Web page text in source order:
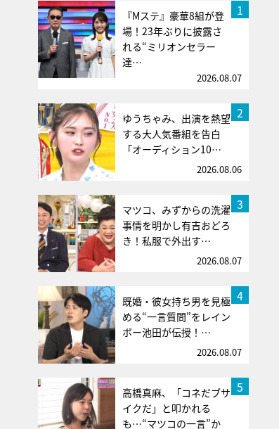
1
『Mステ』豪華8組が登
場！23年ぶりに披露さ
れる“ミリオンセラー
達…
2026.08.07
2
ゆうちゃみ、出演を熱望
する大人気番組を告白
「オーディション10…
2026.08.06
3
マツコ、みずからの洗濯
事情を明かし有吉おどろ
き！私服で外出す…
2026.08.07
4
既婚・彼女持ち男を見極
める“一言質問”をレイン
ボー池田が伝授！…
2026.08.07
5
高橋真麻、「コネだブサ
イクだ」と叩かれる
も…“マツコの一言”か